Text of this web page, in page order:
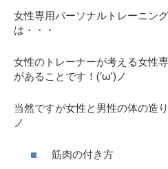
女性専用パーソナルトレーニン
は・・・
女性のトレーナーが考える女性
があることです！(‘ω’)ノ
当然ですが女性と男性の体の造
ノ
筋肉の付き方